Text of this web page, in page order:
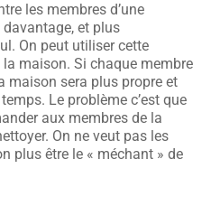
les membres d’une
davantage, et plus
On peut utiliser cette
maison. Si chaque membre
maison sera plus propre et
Le problème c’est que
aux membres de la
On ne veut pas les
plus être le « méchant » de